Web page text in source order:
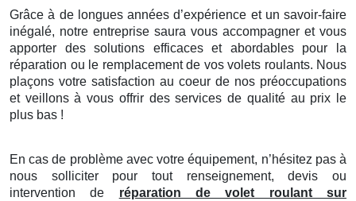
Grâce à de longues années d’expérience et un savoir-faire
inégalé, notre entreprise saura vous accompagner et vous
apporter des solutions efficaces et abordables pour la
réparation ou le remplacement de vos volets roulants. Nous
plaçons votre satisfaction au coeur de nos préoccupations
et veillons à vous offrir des services de qualité au prix le
plus bas !
En cas de problème avec votre équipement, n’hésitez pas à
nous solliciter pour tout renseignement, devis ou
intervention de réparation de volet roulant sur